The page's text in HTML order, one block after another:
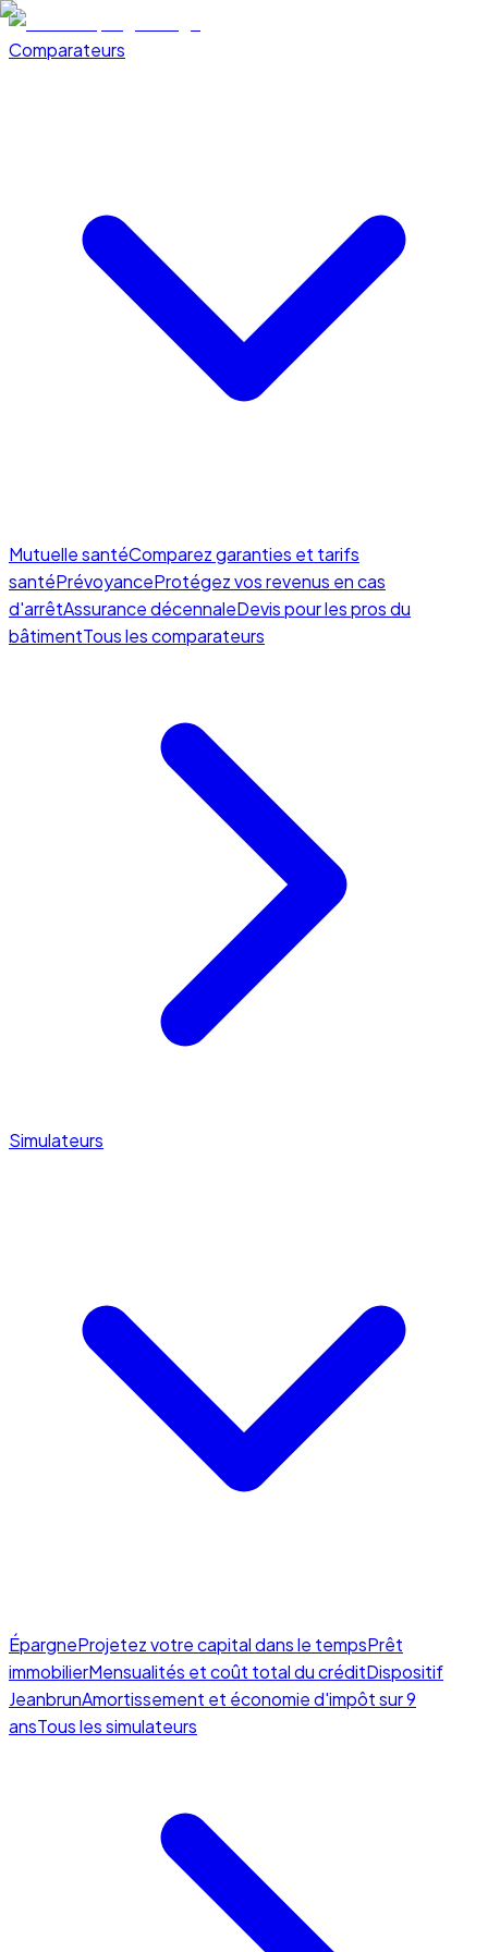
Comparateurs
Mutuelle santéComparez garanties et tarifs
santéPrévoyanceProtégez vos revenus en cas
d'arrêtAssurance décennaleDevis pour les pros du
bâtimentTous les comparateurs
Simulateurs
ÉpargneProjetez votre capital dans le tempsPrêt
immobilierMensualités et coût total du créditDispositif
JeanbrunAmortissement et économie d'impôt sur 9
ansTous les simulateurs